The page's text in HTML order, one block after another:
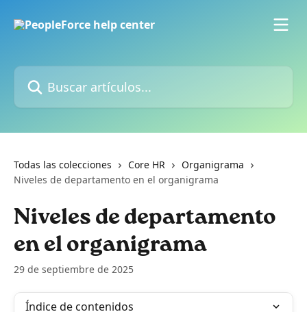
Buscar artículos...
Todas las colecciones Core HR
Organigrama
Niveles de departamento en el organigrama
Niveles de departamento
en el organigrama
29 de septiembre de 2025
Índice de contenidos